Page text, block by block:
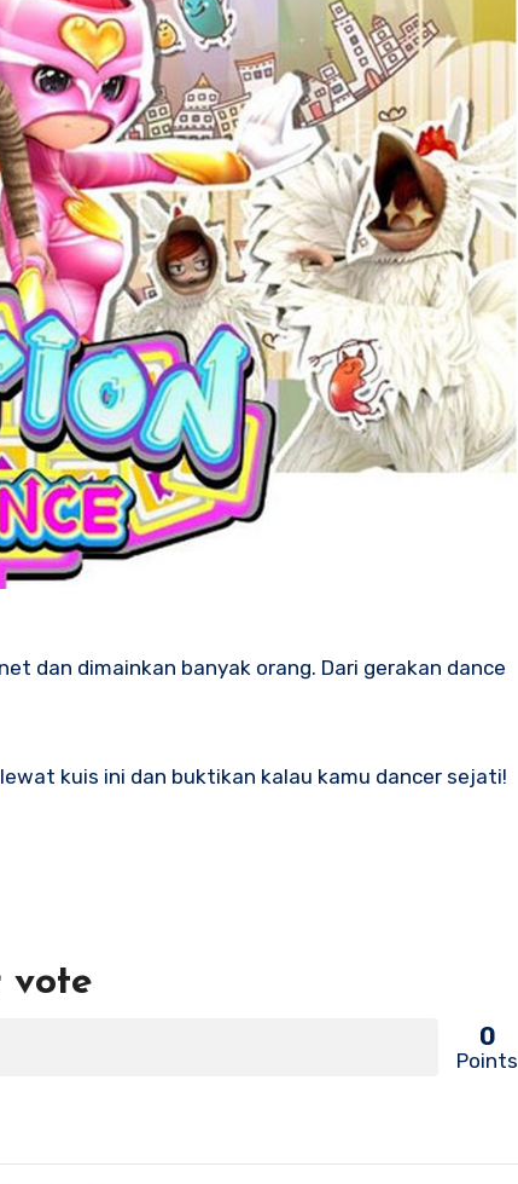
dan dimainkan banyak orang. Dari gerakan dance
kuis ini dan buktikan kalau kamu dancer sejati!
vote
0
Points